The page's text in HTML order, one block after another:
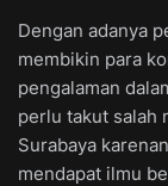
Dengan adanya
membikin para
pengalaman
perlu takut salah
Surabaya
mendapat ilmu